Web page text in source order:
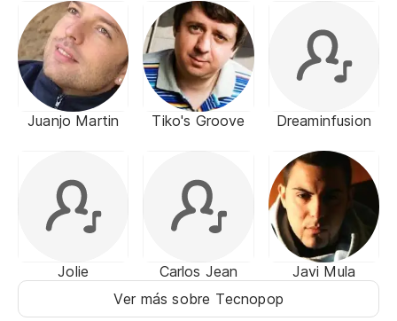
Juanjo Martin Tiko's Groove Dreaminfusion
Jolie Carlos Jean
Javi Mula
Ver más sobre Tecnopop